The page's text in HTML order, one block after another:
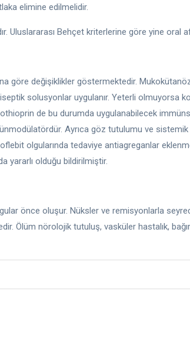
elimine edilmelidir.
Uluslararası Behçet kriterlerine göre yine oral
göre değişiklikler göstermektedir.
solusyonlar uygulanır. Yeterli olmuyorsa
de bu durumda uygulanabilecek
Ayrıca göz tutulumu ve
olgularında tedaviye antiagreganlar
yararlı olduğu bildirilmiştir.
önce oluşur. Nüksler ve remisyonlarla
Ölüm nörolojik tutuluş, vasküler hastalık,